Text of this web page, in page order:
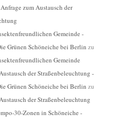
Anfrage zum Austausch der
Gemeinde -
Grünen Schöneiche bei Berlin zu
Gemeinde
der Straßenbeleuchtung -
Grünen Schöneiche bei Berlin zu
der Straßenbeleuchtung
30-Zonen in Schöneiche -